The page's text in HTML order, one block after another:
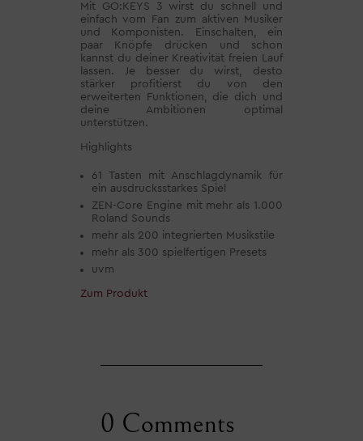
Mit GO:KEYS 3 wirst du schnell und
einfach vom Fan zum aktiven Musiker
und Komponisten. Einschalten, ein
paar Knöpfe drücken und schon
kannst du deiner Kreativität freien Lauf
lassen. Je besser du wirst, desto
stärker profitierst du von den
erweiterten Funktionen, die dich und
deine Ambitionen optimal
unterstützen.
Highlights
61 Tasten mit Anschlagdynamik für
ein ausdrucksstarkes Spiel
ZEN-Core Engine mit mehr als 1.000
Roland Sounds
mehr als 200 integrierten Musikstile
mehr als 300 spielfertigen Presets
uvm
Zum Produkt
0 Comments